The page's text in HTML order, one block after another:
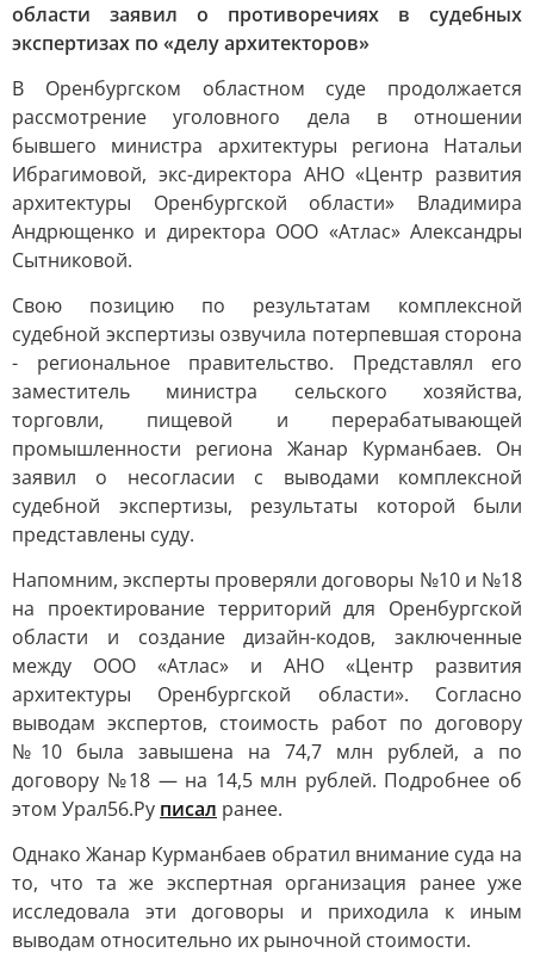
области заявил о противоречиях в судебных
экспертизах по «делу архитекторов»
В Оренбургском областном суде продолжается
рассмотрение уголовного дела в отношении
бывшего министра архитектуры региона Натальи
Ибрагимовой, экс-директора АНО «Центр развития
архитектуры Оренбургской области» Владимира
Андрющенко и директора ООО «Атлас» Александры
Сытниковой.
Свою позицию по результатам комплексной
судебной экспертизы озвучила потерпевшая сторона
- региональное правительство. Представлял его
заместитель министра сельского хозяйства,
торговли, пищевой и перерабатывающей
промышленности региона Жанар Курманбаев. Он
заявил о несогласии с выводами комплексной
судебной экспертизы, результаты которой были
представлены суду.
Напомним, эксперты проверяли договоры №10 и №18
на проектирование территорий для Оренбургской
области и создание дизайн-кодов, заключенные
между ООО «Атлас» и АНО «Центр развития
архитектуры Оренбургской области». Согласно
выводам экспертов, стоимость работ по договору
№10 была завышена на 74,7 млн рублей, а по
договору №18 — на 14,5 млн рублей. Подробнее об
этом Урал56.Ру писал ранее.
Однако Жанар Курманбаев обратил внимание суда на
то, что та же экспертная организация ранее уже
исследовала эти договоры и приходила к иным
выводам относительно их рыночной стоимости.